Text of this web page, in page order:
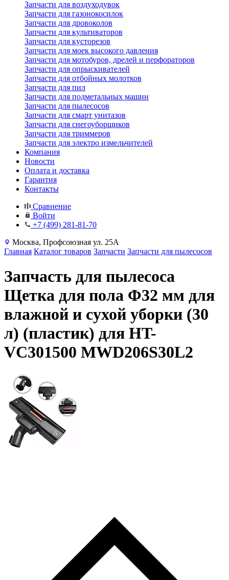
Запчасти для воздуходувок
Запчасти для газонокосилок
Запчасти для дровоколов
Запчасти для культиваторов
Запчасти для кусторезов
Запчасти для моек высокого давления
Запчасти для мотобуров, дрелей и перфораторов
Запчасти для опрыскивателей
Запчасти для отбойных молотков
Запчасти для пил
Запчасти для подметальных машин
Запчасти для пылесосов
Запчасти для смарт унитазов
Запчасти для снегоуборщиков
Запчасти для триммеров
Запчасти для электро измельчителей
Компания
Новости
Оплата и доставка
Гарантия
Контакты
Сравнение
Войти
+7 (499) 281-81-70
Москва, Профсоюзная ул. 25А
Главная Каталог товаров Запчасти Запчасти для пылесосов
Запчасть для пылесоса
Щетка для пола Φ32 мм для
влажной и сухой уборки (30
л) (пластик) для HT-
VC301500 MWD206S30L2